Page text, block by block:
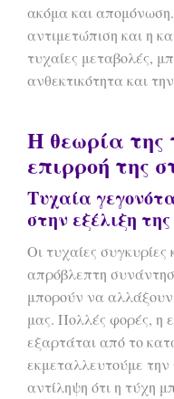
ακόμα και
αντιμετώπιση και η
τυχαίες μεταβολές,
ανθεκτικότητα και
Η θεωρία της
επιρροή της
Τυχαία
στην εξέλιξη
Οι τυχαίες
απρόβλεπτη
μπορούν να αλλάξουν
μας. Πολλές φορές, η
εξαρτάται από το
εκμεταλλευτούμε
αντίληψη ότι η τύχη